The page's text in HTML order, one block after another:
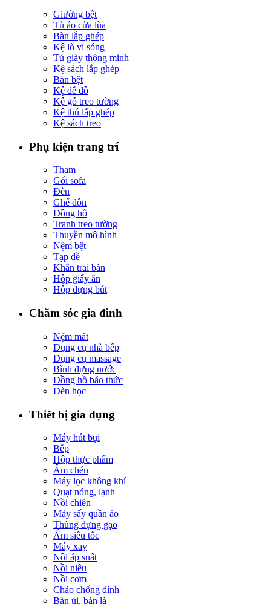
Giường bệt
Tủ áo cửa lùa
Bàn lắp ghép
Kệ lò vi sóng
Tủ giày thông minh
Kệ sách lắp ghép
Bàn bệt
Kệ để đồ
Kệ gỗ treo tường
Kệ thú lắp ghép
Kệ sách treo
Phụ kiện trang trí
Thảm
Gối sofa
Đèn
Ghế đôn
Đồng hồ
Tranh treo tường
Thuyền mô hình
Nệm bệt
Tạp dề
Khăn trải bàn
Hộp giấy ăn
Hộp đựng bút
Chăm sóc gia đình
Nệm mát
Dụng cụ nhà bếp
Dụng cụ massage
Bình đựng nước
Đồng hồ báo thức
Đèn học
Thiết bị gia dụng
Máy hút bụi
Bếp
Hộp thực phẩm
Ấm chén
Máy lọc không khí
Quạt nóng, lạnh
Nồi chiên
Máy sấy quần áo
Thùng đựng gạo
Ấm siêu tốc
Máy xay
Nồi áp suất
Nồi niêu
Nồi cơm
Chảo chống dính
Bàn ủi, bàn là